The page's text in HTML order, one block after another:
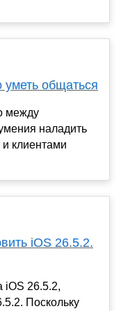
общаться
между
наладить
и клиентами
iOS 26.5.2.
iOS 26.5.2,
Поскольку